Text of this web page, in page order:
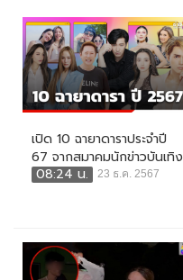
เปิด 10 ฉายาดาราประจำปี
67 จากสมาคมนักข่าวบันเทิง
08:24 น.
23 ธ.ค. 2567